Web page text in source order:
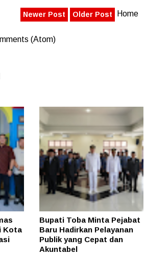
Newer Post Older Post Home
(Atom)
Kota
Bupati Toba Minta Pejabat
Baru Hadirkan Pelayanan
Publik yang Cepat dan
Akuntabel